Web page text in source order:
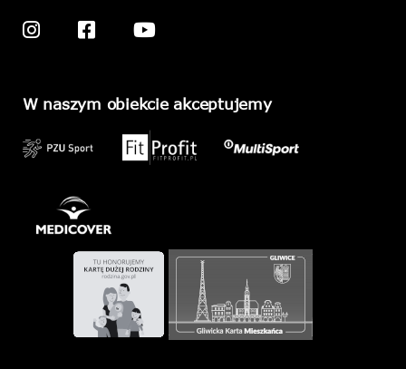
W naszym obiekcie akceptujemy